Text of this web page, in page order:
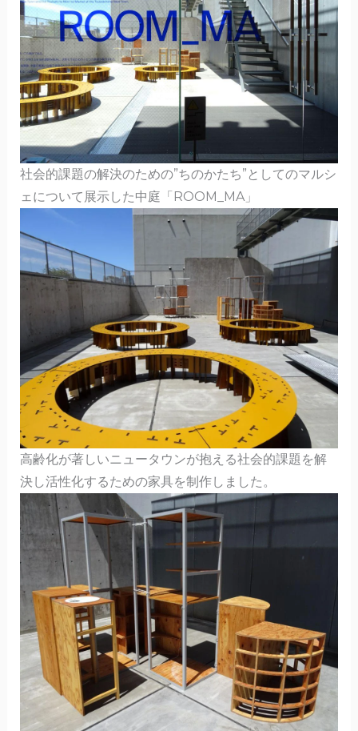
社会的課題の解決のための”ちのかたち”としてのマルシ
ェについて展示した中庭「ROOM_MA」
高齢化が著しいニュータウンが抱える社会的課題を解
決し活性化するための家具を制作しました。